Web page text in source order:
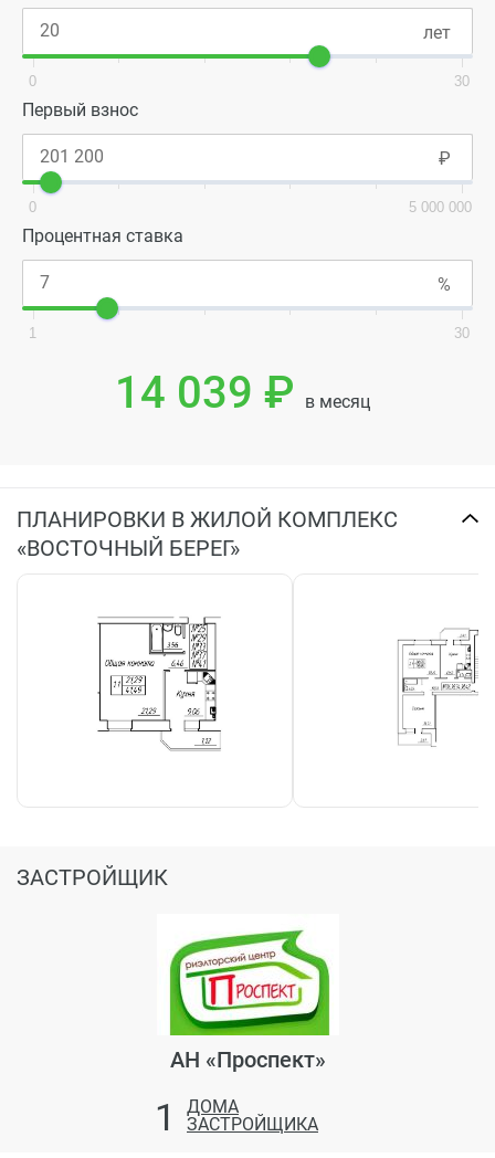
0 30
Первый взнос
0 5 000 000
Процентная ставка
1 30
14 039 ₽ в месяц
ПЛАНИРОВКИ В ЖИЛОЙ КОМПЛЕКС
«ВОСТОЧНЫЙ БЕРЕГ»
ЗАСТРОЙЩИК
АН «Проспект»
1
ДОМА
ЗАСТРОЙЩИКА